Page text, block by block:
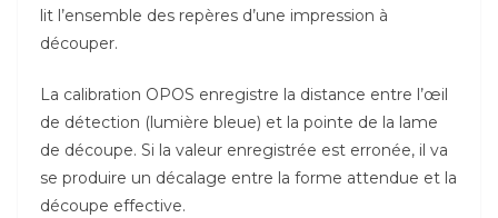
lit l’ensemble des repères d’une impression à
découper.
La calibration OPOS enregistre la distance entre l’œil
de détection (lumière bleue) et la pointe de la lame
de découpe. Si la valeur enregistrée est erronée, il va
se produire un décalage entre la forme attendue et la
découpe effective.